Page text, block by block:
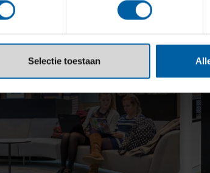
Selectie toestaan
volgen?